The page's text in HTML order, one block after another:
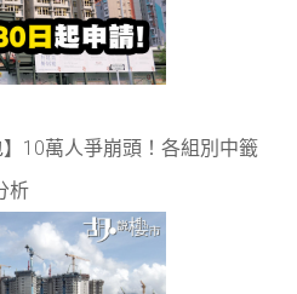
】10萬人爭崩頭！各組別中籤
析